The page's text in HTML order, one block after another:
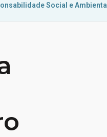
Social e Ambiental